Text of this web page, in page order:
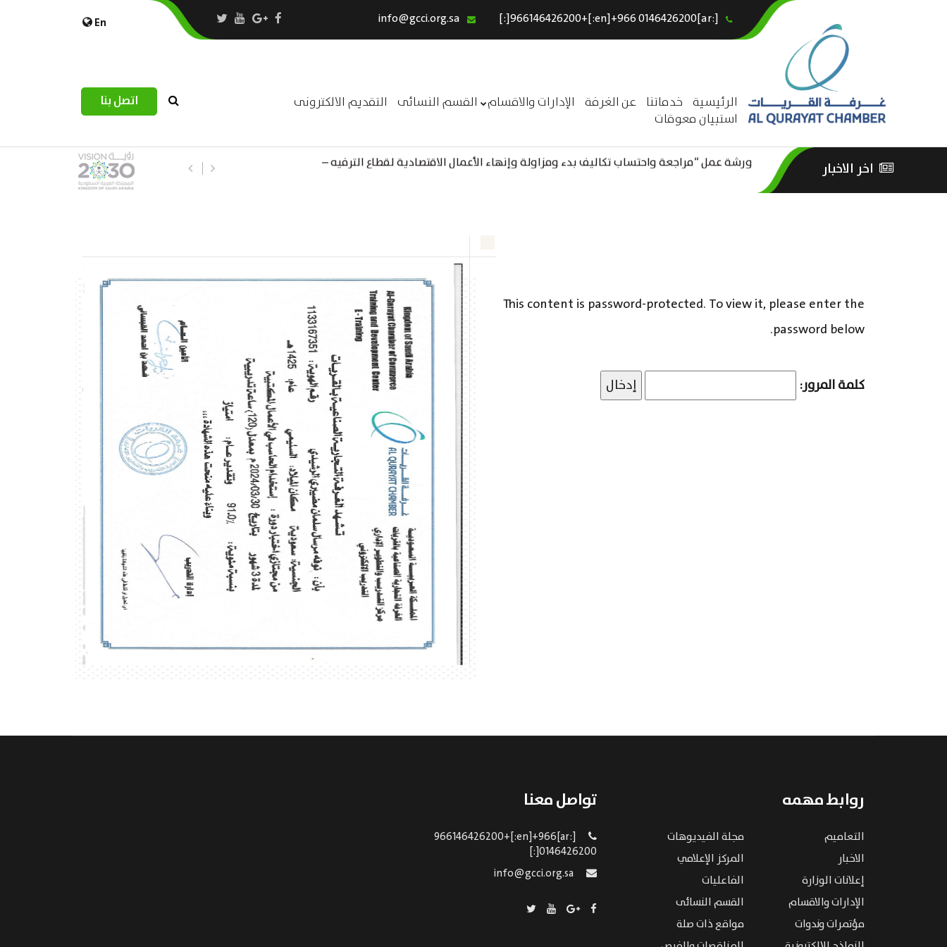
[:ar]966146426200+[:en]+966 0146426200[:]
En
الرئيسية خدماتنا عن الغرفة الإدارات والاقسام القسم النسائى التقديم الالكترونى
استبيان معوقات
اتصل بنا
الرئيسية
عن الغرفة
القسم النسائى
اخر الاخبار
ورشة عمل “مراجعة واحتساب تكاليف بدء ومزاولة وإنهاء الأعمال الاقتصادية لقطاع الترفيه –
ورشة عمل : العمـــــل الحـــــر استبيان مرصد التحديات اللوجستية
This content is password-protected. To view it, please enter the
password below.
كلمة المرور:
روابط مهمه
التعاميم
مجلة الفيديوهات
الاخبار
المركز الإعلامي
إعلانات الوزارة
الفاعليات
الإدارات والاقسام
القسم النسائى
مؤتمرات وندوات
مواقع ذات صلة
تواصل معنا
[:ar]966146426200+[:en]+966
0146426200[:]